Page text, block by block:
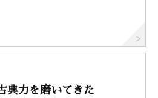
典力を磨いてきた